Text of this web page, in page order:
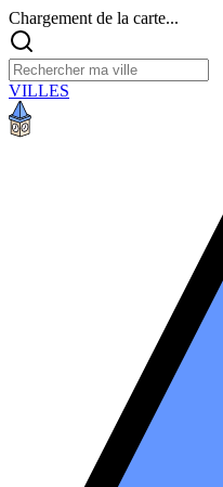
Chargement de la carte...
VILLES